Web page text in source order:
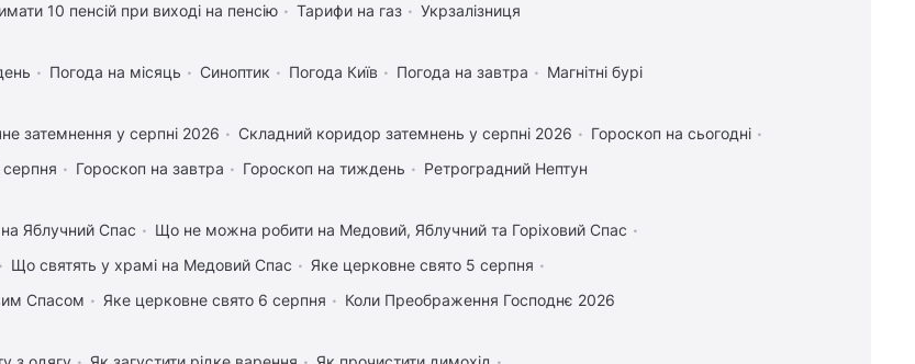
10 пенсій при виході на пенсію Тарифи на газ Укрзалізниця
Погода на місяць Синоптик Погода Київ Погода на завтра Магнітні бурі
затемнення у серпні 2026 Складний коридор затемнень у серпні 2026
Гороскоп на сьогодні
Гороскоп на завтра Гороскоп на тиждень Ретроградний Нептун
Яблучний Спас
Що не можна робити на Медовий, Яблучний та Горіховий Спас
Що святять у храмі на Медовий Спас
Яке церковне свято 5 серпня
Спасом
Яке церковне свято 6 серпня Коли Преображення Господнє 2026